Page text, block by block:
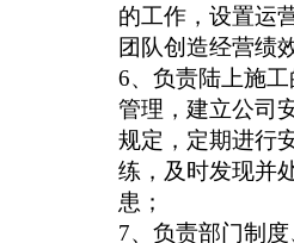
的工作，设置运
团队创造经营绩
6、负责陆上施
管理，建立公司
规定，定期进行
练，及时发现并
患；
7、负责部门制